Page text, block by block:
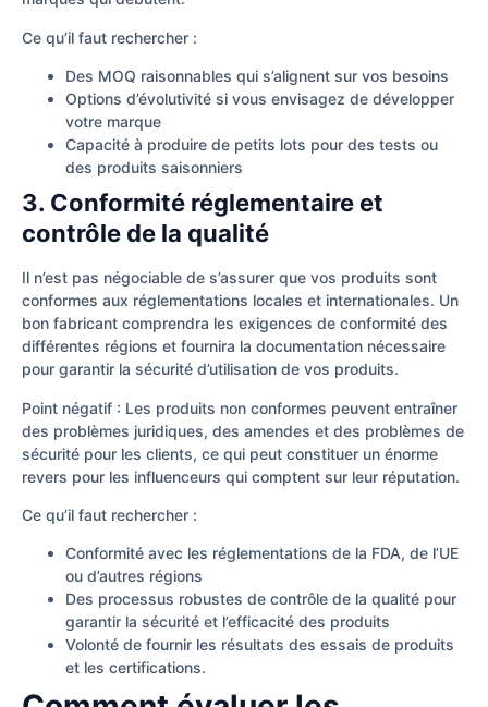
Ce qu’il faut rechercher :
Des MOQ raisonnables qui s’alignent sur vos besoins
Options d’évolutivité si vous envisagez de développer
votre marque
Capacité à produire de petits lots pour des tests ou
des produits saisonniers
3. Conformité réglementaire et
contrôle de la qualité
Il n’est pas négociable de s’assurer que vos produits sont
conformes aux réglementations locales et internationales. Un
bon fabricant comprendra les exigences de conformité des
différentes régions et fournira la documentation nécessaire
pour garantir la sécurité d’utilisation de vos produits.
Point négatif : Les produits non conformes peuvent entraîner
des problèmes juridiques, des amendes et des problèmes de
sécurité pour les clients, ce qui peut constituer un énorme
revers pour les influenceurs qui comptent sur leur réputation.
Ce qu’il faut rechercher :
Conformité avec les réglementations de la FDA, de l’UE
ou d’autres régions
Des processus robustes de contrôle de la qualité pour
garantir la sécurité et l’efficacité des produits
Volonté de fournir les résultats des essais de produits
et les certifications.